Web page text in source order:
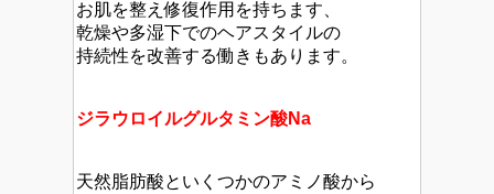
お肌を整え修復作用を持ちます、
乾燥や多湿下でのヘアスタイルの
持続性を改善する働きもあります。
ジラウロイルグルタミン酸Na
天然脂肪酸といくつかのアミノ酸から